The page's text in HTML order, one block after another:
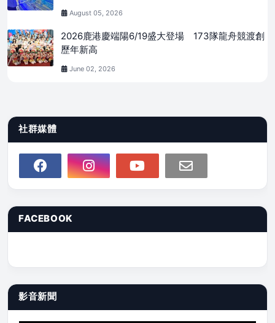
August 05, 2026
2026鹿港慶端陽6/19盛大登場 173隊龍舟競渡創
歷年新高
June 02, 2026
社群媒體
FACEBOOK
影音新聞